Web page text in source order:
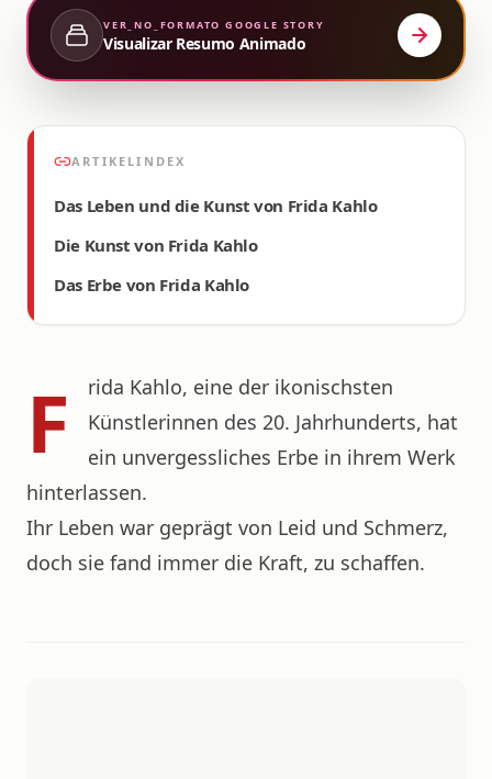
VER_NO_FORMATO GOOGLE STORY
Visualizar Resumo Animado
ARTIKELINDEX
Das Leben und die Kunst von Frida Kahlo
Die Kunst von Frida Kahlo
Das Erbe von Frida Kahlo
F
rida Kahlo, eine der ikonischsten
Künstlerinnen des 20. Jahrhunderts, hat
ein unvergessliches Erbe in ihrem Werk
hinterlassen.
Ihr Leben war geprägt von Leid und Schmerz,
doch sie fand immer die Kraft, zu schaffen.